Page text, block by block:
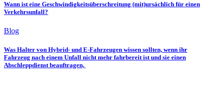
Wann ist eine Geschwindigkeitsüberschreitung (mit)ursächlich für einen
Verkehrsunfall?
Blog
Was Halter von Hybrid- und E-Fahrzeugen wissen sollten, wenn ihr
Fahrzeug nach einem Unfall nicht mehr fahrbereit ist und sie einen
Abschleppdienst beauftragen,